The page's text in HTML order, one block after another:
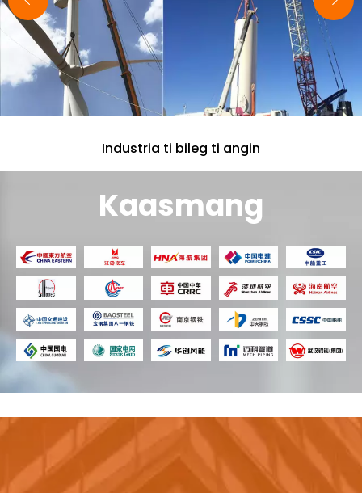
ken dagiti kritikal a punto ti panangsukimat
tapno masigurado ti natalged a panagandar.
Industria ti bileg ti angin
Kaasmang